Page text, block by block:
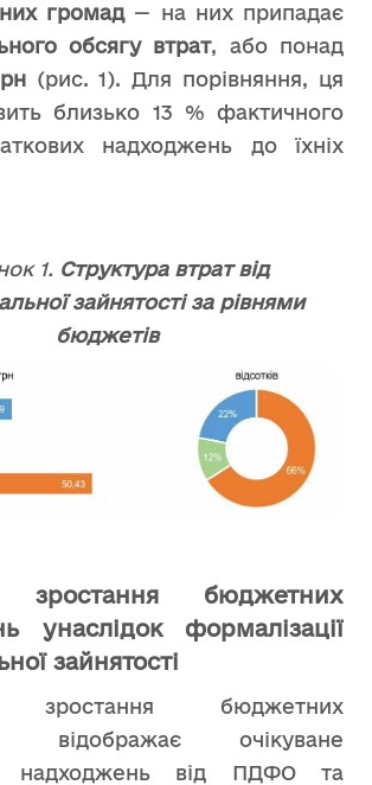
громад— на них припадає
обсягу втрат, або понад
(рис. 1). Для порівняння, ця
близько 13 % фактичного
надходжень до їхніх
1. Структура втрат від
зайнятості за рівнями
бюджетів
зростання бюджетних
унаслідок формалізації
зайнятості
зростання бюджетних
відображає очікуване
надходжень від ПДФО та